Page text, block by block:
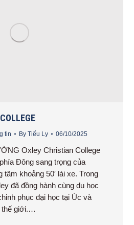
tin By Tiểu Ly 06/10/2025
Oxley Christian College
Đông sang trọng của
tâm khoảng 50′ lái xe. Trong
đã đồng hành cùng du học
phục đại học tại Úc và
thế giới.…